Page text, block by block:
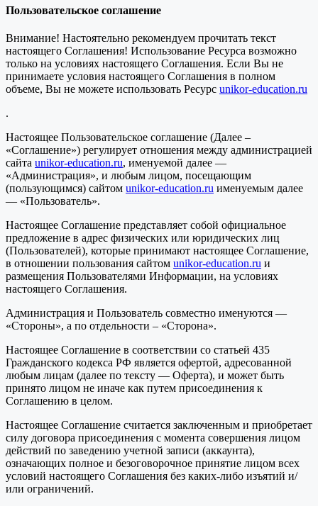
Пользовательское соглашение
Внимание! Настоятельно рекомендуем прочитать текст
настоящего Соглашения! Использование Ресурса возможно
только на условиях настоящего Соглашения. Если Вы не
принимаете условия настоящего Соглашения в полном
объеме, Вы не можете использовать Ресурс unikor-education.ru
.
Настоящее Пользовательское соглашение (Далее –
«Соглашение») регулирует отношения между администрацией
сайта unikor-education.ru, именуемой далее —
«Администрация», и любым лицом, посещающим
(пользующимся) сайтом unikor-education.ru именуемым далее
— «Пользователь».
Настоящее Соглашение представляет собой официальное
предложение в адрес физических или юридических лиц
(Пользователей), которые принимают настоящее Соглашение,
в отношении пользования сайтом unikor-education.ru и
размещения Пользователями Информации, на условиях
настоящего Соглашения.
Администрация и Пользователь совместно именуются —
«Стороны», а по отдельности – «Сторона».
Настоящее Соглашение в соответствии со статьей 435
Гражданского кодекса РФ является офертой, адресованной
любым лицам (далее по тексту — Оферта), и может быть
принято лицом не иначе как путем присоединения к
Соглашению в целом.
Настоящее Соглашение считается заключенным и приобретает
силу договора присоединения с момента совершения лицом
действий по заведению учетной записи (аккаунта),
означающих полное и безоговорочное принятие лицом всех
условий настоящего Соглашения без каких-либо изъятий и/
или ограничений.